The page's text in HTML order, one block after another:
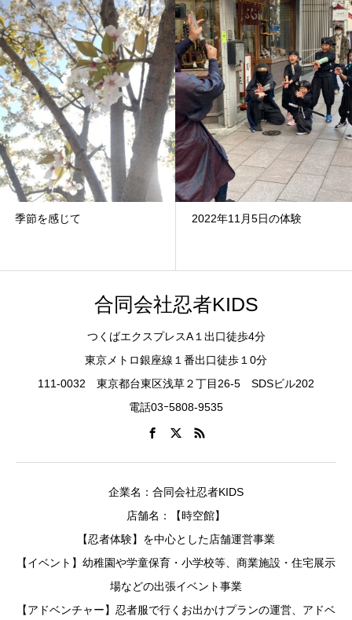
季節を感じて 2022年11月5日の体験
合同会社忍者KIDS
つくばエクスプレスA１出口徒歩4分
東京メトロ銀座線１番出口徒歩１0分
111-0032 東京都台東区浅草２丁目26-5 SDSビル202
電話03ｰ5808-9535
企業名：合同会社忍者KIDS
店舗名：【時空館】
【忍者体験】を中心とした店舗運営事業
【イベント】幼稚園や学童保育・小学校等、商業施設・住宅展示
場などの出張イベント事業
【アドベンチャー】忍者服で行くお出かけプランの運営、アドベ